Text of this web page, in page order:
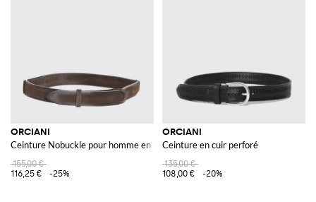
ORCIANI
Ceinture Nobuckle pour homme en cuir de veau suédé
155,00 €
116,25 €
-25%
ORCIANI
Ceinture en cuir perforé
135,00 €
108,00 €
-20%